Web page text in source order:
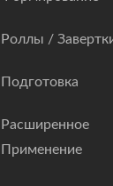
Роллы /
Подготовка
Расширенное
Применение